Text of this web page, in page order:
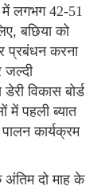
लगभग 42-51
बछिया को
प्रबंधन करना
जल्दी
विकास बोर्ड
पहली ब्यात
कार्यक्रम
दो माह के